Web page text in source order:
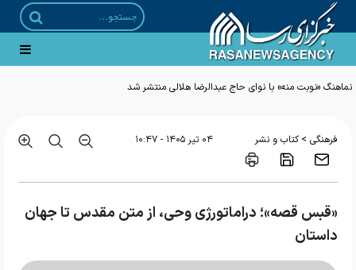
نماهنگ «نوبت منه» با نوای حاج عبدالرضا هلالی منتشر شد
فرهنگی > کتاب و نشر ۰۴ تير ۱۴۰۵ - ۱۰:۴۷
«قبس قصه»؛ دراماتورژی وحی، از متن مقدس تا جهان
داستان